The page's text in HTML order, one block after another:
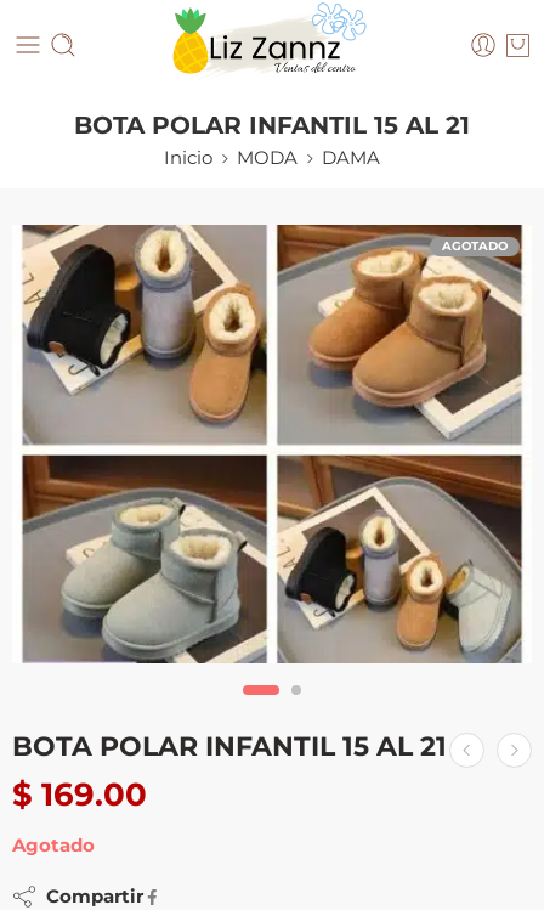
BOTA POLAR INFANTIL 15 AL 21
Inicio MODA DAMA
AGOTADO
BOTA POLAR INFANTIL 15 AL 21
$ 169.00
Agotado
Compartir